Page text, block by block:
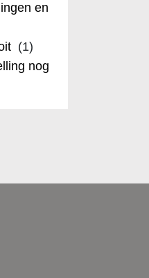
en
(1)
nog